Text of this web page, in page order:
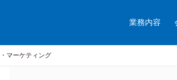
業務内容
マーケティング